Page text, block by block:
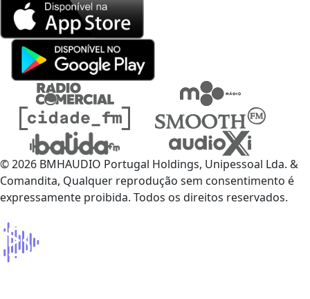
© 2026 BMHAUDIO Portugal Holdings, Unipessoal Lda. &
Comandita, Qualquer reprodução sem consentimento é
expressamente proibida. Todos os direitos reservados.